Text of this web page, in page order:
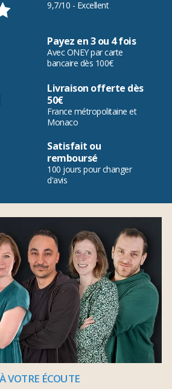
9,7/10 - Excellent
Payez en 3 ou 4 fois
Avec ONEY par carte
bancaire dès 100€
Livraison offerte dès
50€
France métropolitaine et
Monaco
Satisfait ou
remboursé
100 jours pour changer
d'avis
VOTRE ÉCOUTE